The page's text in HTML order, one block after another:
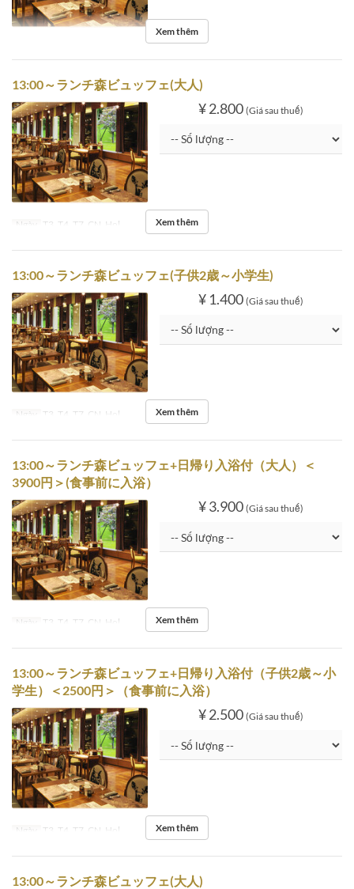
Xem thêm
13:00～ランチ森ビュッフェ(大人)
¥ 2.800 (Giá sau thuế)
Ngày T3, T4, T7, CN, Hol Xem thêm
13:00～ランチ森ビュッフェ(子供2歳～小学生)
¥ 1.400 (Giá sau thuế)
Ngày T3, T4, T7, CN, Hol Xem thêm
13:00～ランチ森ビュッフェ+日帰り入浴付（大人）＜
3900円＞(食事前に入浴）
¥ 3.900 (Giá sau thuế)
Ngày T3, T4, T7, CN, Hol Xem thêm
13:00～ランチ森ビュッフェ+日帰り入浴付（子供2歳～小
学生）＜2500円＞（食事前に入浴）
¥ 2.500 (Giá sau thuế)
Ngày T3, T4, T7, CN, Hol Xem thêm
13:00～ランチ森ビュッフェ(大人)